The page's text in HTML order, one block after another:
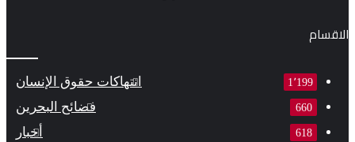
الاقسام
انتهاكات حقوق الإنسان 1٬199
فضائح البحرين 660
أخبار 618